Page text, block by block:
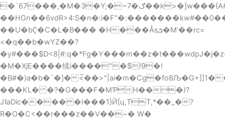
�`67���,�M�3�Y;�~7�ګ��k>�]w���{A#��#l��dմ�����ԢΪ�� :��f�/x�i2��d�p�uQN+g80������B�u\O3$e�#Bj}
��HGn��6vdR>4:S�n�:i�F"�
��U�bҀ�C�L�B��� �H���Åsܭ�M'��rc=
<�q��b�wYZ��?
�y#���$D<8|#:
�M�XjE����续i����"�$!9�!
�B#�)a�b�`�]�<̅��>"|ai�m�Cg�fo8Љ�G+]]1�
���KL� �?�G���F�MƤH���)?
J˥aDic���� �I���1}Й[ɥ,TT,*��_�?
R�O�C<��r���z��V��~� W�